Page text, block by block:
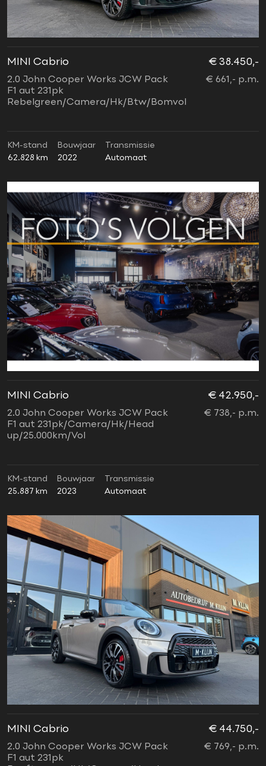
MINI Cabrio
2.0 John Cooper Works JCW Pack
F1 aut 231pk
Rebelgreen/Camera/Hk/Btw/Bomvol
€ 38.450,-
€ 661,- p.m.
KM-stand
62.828 km
Bouwjaar
2022
Transmissie
Automaat
MINI Cabrio
2.0 John Cooper Works JCW Pack
F1 aut 231pk/Camera/Hk/Head
up/25.000km/Vol
€ 42.950,-
€ 738,- p.m.
KM-stand
25.887 km
Bouwjaar
2023
Transmissie
Automaat
MINI Cabrio
2.0 John Cooper Works JCW Pack
F1 aut 231pk
€ 44.750,-
€ 769,- p.m.